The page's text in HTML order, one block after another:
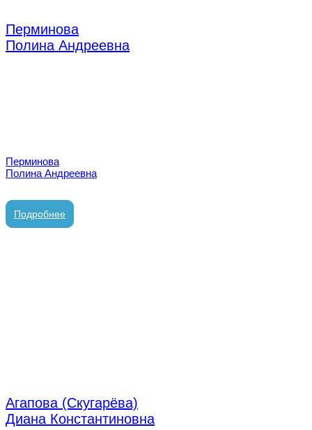
Перминова
Полина Андреевна
Перминова
Полина Андреевна
Подробнее
Агапова (Скугарёва)
Диана Константиновна